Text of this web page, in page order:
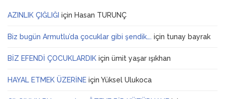
AZINLIK ÇIĞLIĞI için Hasan TURUNÇ
Biz bugün Armutlu’da çocuklar gibi şendik…. için tunay bayrak
BİZ EFENDİ ÇOCUKLARDIK için ümit yaşar ışıkhan
HAYAL ETMEK ÜZERİNE için Yüksel Ulukoca